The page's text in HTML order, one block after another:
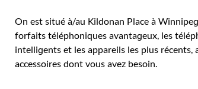
On est situé à/au Kildonan Place à
forfaits téléphoniques avantageux, les
intelligents et les appareils les plus récents,
accessoires dont vous avez besoin.